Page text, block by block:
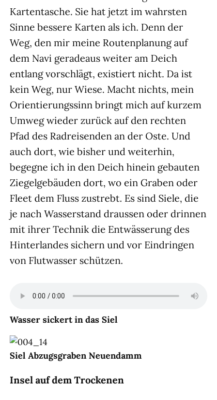
Kartentasche. Sie hat jetzt im wahrsten
Sinne bessere Karten als ich. Denn der
Weg, den mir meine Routenplanung auf
dem Navi geradeaus weiter am Deich
entlang vorschlägt, existiert nicht. Da ist
kein Weg, nur Wiese. Macht nichts, mein
Orientierungssinn bringt mich auf kurzem
Umweg wieder zurück auf den rechten
Pfad des Radreisenden an der Oste. Und
auch dort, wie bisher und weiterhin,
begegne ich in den Deich hinein gebauten
Ziegelgebäuden dort, wo ein Graben oder
Fleet dem Fluss zustrebt. Es sind Siele, die
je nach Wasserstand draussen oder drinnen
mit ihrer Technik die Entwässerung des
Hinterlandes sichern und vor Eindringen
von Flutwasser schützen.
Wasser sickert in das Siel
Siel Abzugsgraben Neuendamm
Insel auf dem Trockenen